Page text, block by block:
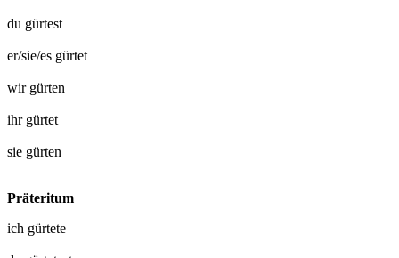
du gürtest
er/sie/es gürtet
wir gürten
ihr gürtet
sie gürten
Präteritum
ich gürtete